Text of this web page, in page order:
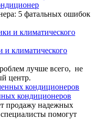
5 фатальных ошибок
и климатического
лучше всего, не
центр.
кондиционеров
продажу надежных
помогут